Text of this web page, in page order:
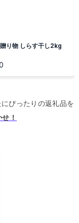
り物 しらす干し2kg
ぴったりの返礼品を
！